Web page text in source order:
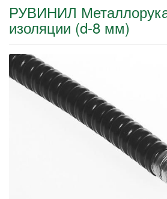
РУВИНИЛ
изоляции (d-8 мм)